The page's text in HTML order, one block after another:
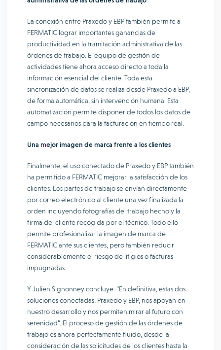
La conexión entre Praxedo y EBP también permite a
FERMATIC lograr importantes ganancias de
productividad en la tramitación administrativa de las
órdenes de trabajo. El equipo de gestión de
actividades tiene ahora acceso directo a toda la
información esencial del cliente. Toda esta
sincronización de datos se realiza desde Praxedo a EBP,
de forma automática, sin intervención humana. Esta
automatización permite disponer de todos los datos de
campo necesarios para la facturación en tiempo real.
Una mejor imagen de marca frente a los clientes
Finalmente, el uso conectado de Praxedo y EBP también
ha permitido a FERMATIC mejorar la satisfacción de los
clientes. Los partes de trabajo se envían directamente
por correo electrónico al cliente una vez finalizada la
orden incluyendo fotografías del trabajo hecho y la
firma del cliente recogida por el técnico. Todo ello
permite profesionalizar la imagen de marca de
FERMATIC ante sus clientes, pero también reducir
considerablemente el riesgo de litigios o facturas
impugnadas.
Y Julien Signonney concluye: “En definitiva, estas dos
soluciones conectadas, Praxedo y EBP, nos apoyan en
nuestro desarrollo y nos permiten mirar al futuro con
serenidad”. El proceso de gestión de las órdenes de
trabajo es ahora perfectamente fluido, desde la
consideración de las solicitudes de los clientes hasta la